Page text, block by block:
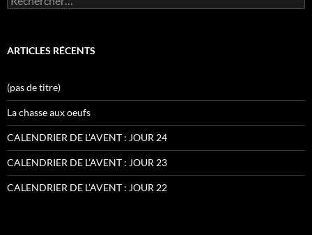
ARTICLES RÉCENTS
(pas de titre)
La chasse aux oeufs
CALENDRIER DE L’AVENT : JOUR 24
CALENDRIER DE L’AVENT : JOUR 23
CALENDRIER DE L’AVENT : JOUR 22